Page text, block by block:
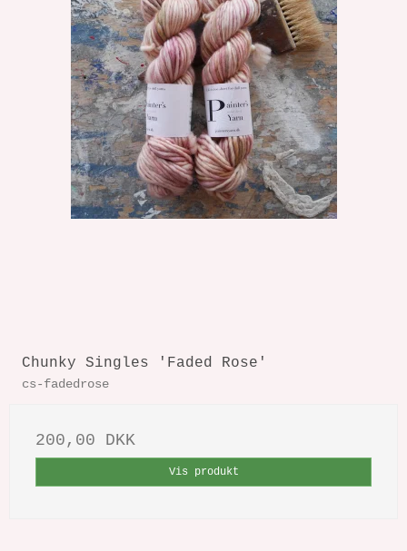
Chunky Singles 'Faded Rose'
cs-fadedrose
200,00 DKK
Vis produkt